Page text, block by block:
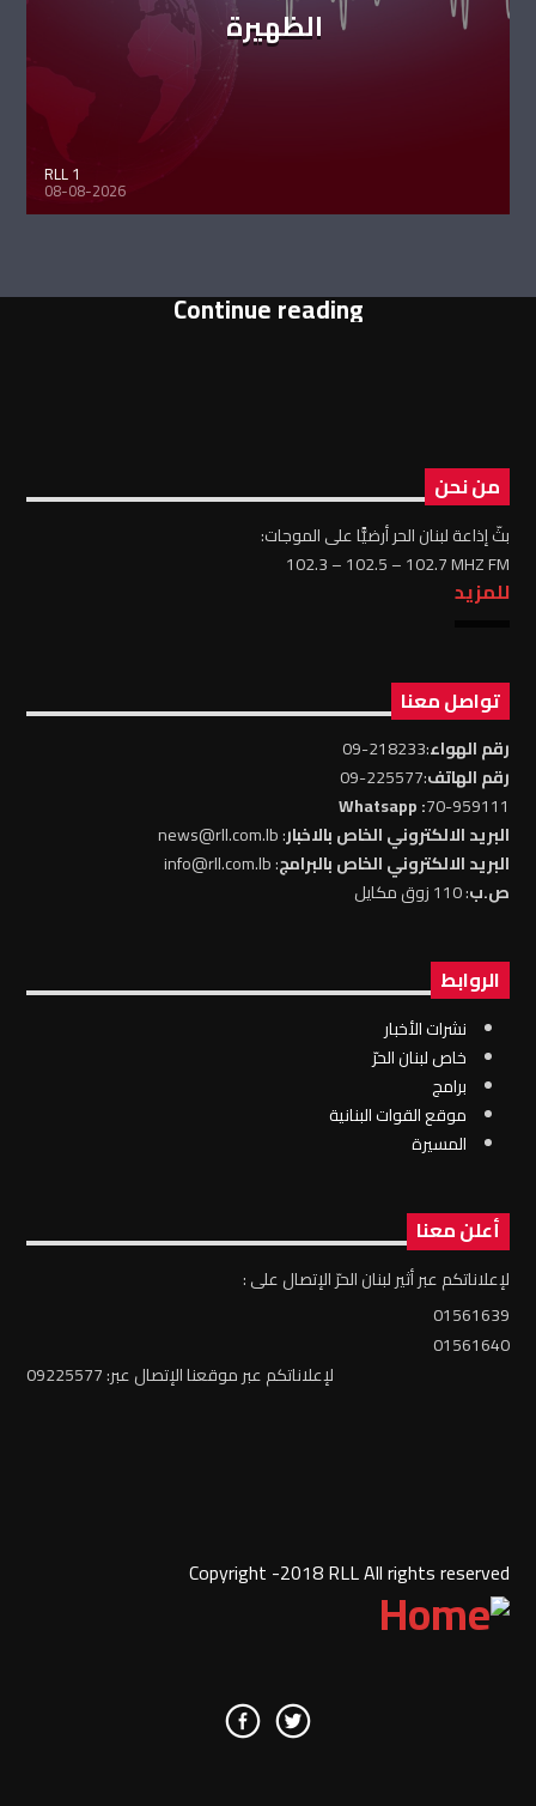
الظهيرة
RLL 1
08-08-2026
Continue reading
من نحن
بثّ إذاعة لبنان الحر أرضيًّا على الموجات:
102.3 – 102.5 – 102.7 MHZ FM
للمزيد
تواصل معنا
رقم الهواء:218233-09
رقم الهاتف:225577-09
70-959111
: Whatsapp
البريد الالكتروني الخاص بالاخبار: news@rll.com.lb
البريد الالكتروني الخاص بالبرامج: info@rll.com.lb
ص.ب: 110 زوق مكايل
الروابط
نشرات الأخبار
خاص لبنان الحرّ
برامج
موقع القوات البنانية
المسيرة
أعلن معنا
لإعلاناتكم عبر أثير لبنان الحرّ الإتصال على :
01561639
01561640
لإعلاناتكم عبر موقعنا الإتصال عبر: 09225577
Copyright -2018 RLL All rights reserved